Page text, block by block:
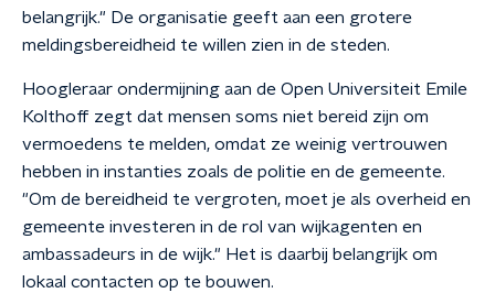
belangrijk." De organisatie geeft aan een grotere
meldingsbereidheid te willen zien in de steden.
Hoogleraar ondermijning aan de Open Universiteit Emile
Kolthoff zegt dat mensen soms niet bereid zijn om
vermoedens te melden, omdat ze weinig vertrouwen
hebben in instanties zoals de politie en de gemeente.
"Om de bereidheid te vergroten, moet je als overheid en
gemeente investeren in de rol van wijkagenten en
ambassadeurs in de wijk." Het is daarbij belangrijk om
lokaal contacten op te bouwen.